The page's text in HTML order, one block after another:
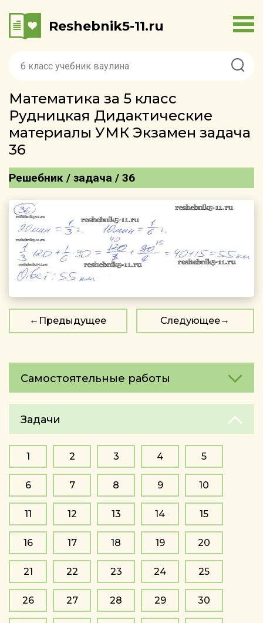
Reshebnik5-11.ru
Математика за 5 класс
Рудницкая Дидактические
материалы УМК Экзамен задача
36
Решебник / задача / 36
Предыдущее Следующее
Самостоятельные работы
Задачи
1 2 3 4 5
6 7 8 9 10
11 12 13 14 15
16 17 18 19 20
21 22 23 24 25
26 27 28 29 30